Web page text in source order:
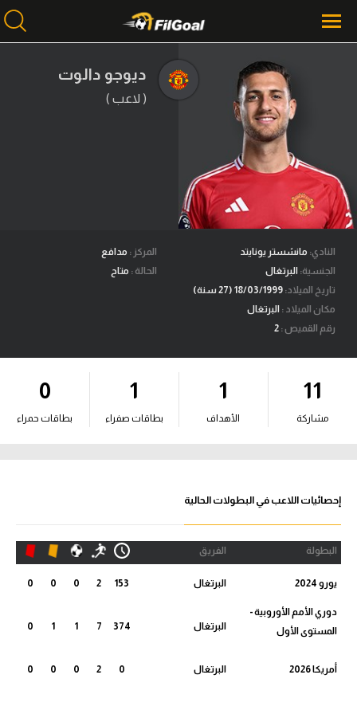
محتوى إخباري
الرئيسية
أخبار
مباريات
ميركاتو
فانتازي في الجول
مسابقة التوقعات
فيديوهات
آراء حرة
ركن الألعاب
الدوري المصري
الدوري الإنجليزي الممتاز
الدوري الإيطالي
الدوري الألماني
ديوجو دالوت
( لاعب )
النادي: مانشستر يونايتد
الجنسية: البرتغال
تاريخ الميلاد:
مكان الميلاد : البرتغال
رقم القميص :
المركز : مدافع
الحالة : متاح
11
مشاركة
1
الأهداف
1
بطاقات صفراء
0
بطاقات حمراء
إحصائيات اللاعب في البطولات الحالية
البطولة الفريق
يورو 2024 البرتغال 153
2
0
0
0
دوري الأمم الأوروبية -
المستوى الأول
البرتغال 374
7
1
1
0
أمريكا 2026 البرتغال 0
2
0
0
0